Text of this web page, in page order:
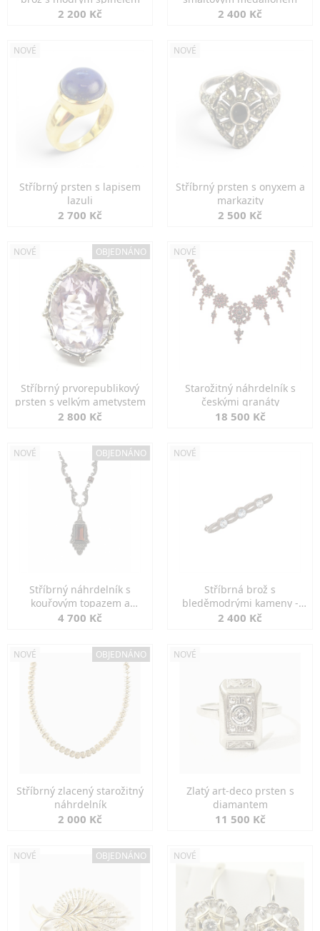
2 200 Kč 2 400 Kč
NOVÉ
Stříbrný prsten s lapisem
lazuli
2 700 Kč
NOVÉ
Stříbrný prsten s onyxem a
markazity
2 500 Kč
NOVÉ OBJEDNÁNO
Stříbrný prvorepublikový
prsten s velkým ametystem
2 800 Kč
NOVÉ
Starožitný náhrdelník s
českými granáty
18 500 Kč
NOVÉ OBJEDNÁNO
Stříbrný náhrdelník s
kouřovým topazem a
markazity
4 700 Kč
NOVÉ
Stříbrná brož s
bleděmodrými kameny -
jemná elegance
2 400 Kč
NOVÉ OBJEDNÁNO
Stříbrný zlacený starožitný
náhrdelník
2 000 Kč
NOVÉ
Zlatý art-deco prsten s
diamantem
11 500 Kč
NOVÉ OBJEDNÁNO NOVÉ